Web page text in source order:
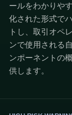
ールをわかりや
化された形式で
トし、取引オペ
ンで使用される
ンポーネントの
供します。